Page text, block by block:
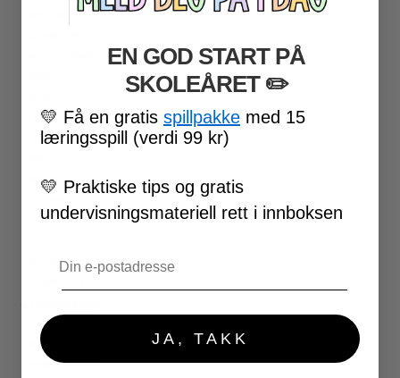
SAMEFOLKET
FØRSKOLE
FOTBALL-VM
SKOLESTART
HALLOWEEN
PLANLEGGERE
KLASSEROMSDEKOR
KLASSELEDELSE
EN GOD START PÅ
SKOLEÅRET​ ✏️
💛 Få en gratis spillpakke med 15
læringsspill (verdi 99 kr)
💛 Praktiske tips og gratis
undervisningsmateriell rett i innboksen
JA, TAKK